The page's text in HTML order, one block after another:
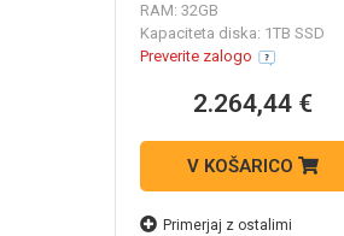
RAM: 32GB
Kapaciteta diska: 1TB SSD
Preverite zalogo
2.264,44 €
V KOŠARICO
Primerjaj z ostalimi